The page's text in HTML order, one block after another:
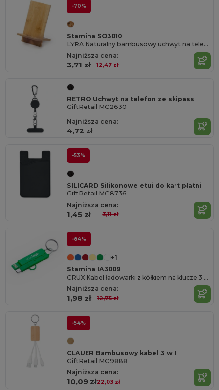
-70%
Stamina SO3010
LYRA Naturalny bambusowy uchwyt na telefon komórkowy
Najniższa cena:
3,71 zł 12,47 zł
RETRO Uchwyt na telefon ze skipass
GiftRetail MO2630
Najniższa cena:
4,72 zł
-53%
SILICARD Silikonowe etui do kart płatni
GiftRetail MO8736
Najniższa cena:
1,45 zł 3,11 zł
-84%
+1
Stamina IA3009
CRUX Kabel ładowarki z kółkiem na klucze 3 w 1
Najniższa cena:
1,98 zł 12,75 zł
-54%
CLAUER Bambusowy kabel 3 w 1
GiftRetail MO9888
Najniższa cena:
10,09 zł22,03 zł